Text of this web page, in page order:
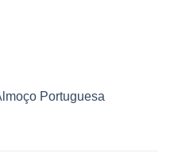
Portuguesa